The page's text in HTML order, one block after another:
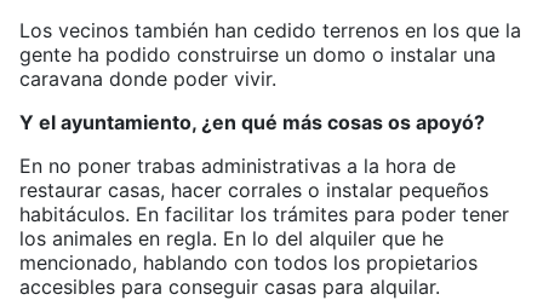
Los vecinos también han cedido terrenos en los que la
gente ha podido construirse un domo o instalar una
caravana donde poder vivir.
Y el ayuntamiento, ¿en qué más cosas os apoyó?
En no poner trabas administrativas a la hora de
restaurar casas, hacer corrales o instalar pequeños
habitáculos. En facilitar los trámites para poder tener
los animales en regla. En lo del alquiler que he
mencionado, hablando con todos los propietarios
accesibles para conseguir casas para alquilar.